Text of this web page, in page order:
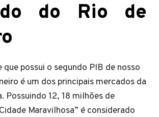
do Rio de
que possui o segundo PIB de nosso
é um dos principais mercados da
Possuindo 12, 18 milhões de
Maravilhosa” é considerado